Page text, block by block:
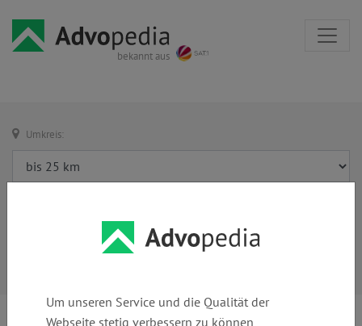
bekannt aus
Umkreis:
Um unseren Service und die Qualität der
Webseite stetig verbessern zu können